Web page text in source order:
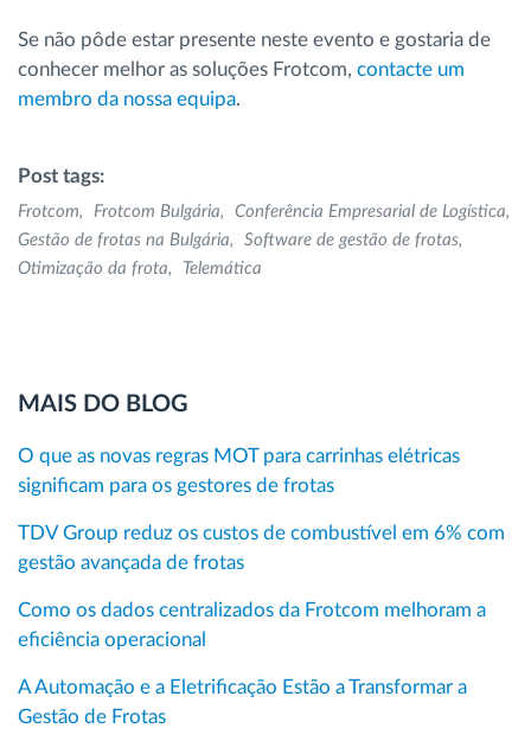
Se não pôde estar presente neste evento e gostaria de
conhecer melhor as soluções Frotcom, contacte um
membro da nossa equipa.
Post tags:
Frotcom Frotcom Bulgária
Conferência Empresarial de Logística
Gestão de frotas na Bulgária
Software de gestão de frotas
Otimização da frota
Telemática
MAIS DO BLOG
O que as novas regras MOT para carrinhas elétricas
significam para os gestores de frotas
TDV Group reduz os custos de combustível em 6% com
gestão avançada de frotas
Como os dados centralizados da Frotcom melhoram a
eficiência operacional
A Automação e a Eletrificação Estão a Transformar a
Gestão de Frotas